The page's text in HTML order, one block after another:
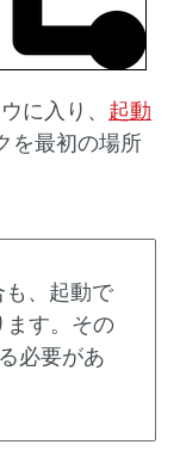
に入り、 起動
を最初の場所
も、起動で
ます。その
必要があ